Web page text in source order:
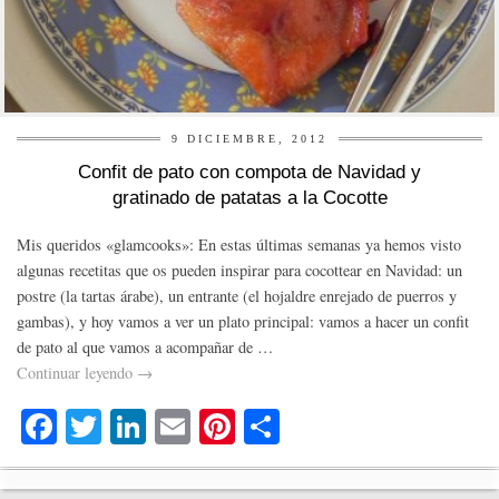
9 DICIEMBRE, 2012
Confit de pato con compota de Navidad y
gratinado de patatas a la Cocotte
Mis queridos «glamcooks»: En estas últimas semanas ya hemos visto
algunas recetitas que os pueden inspirar para cocottear en Navidad: un
postre (la tartas árabe), un entrante (el hojaldre enrejado de puerros y
gambas), y hoy vamos a ver un plato principal: vamos a hacer un confit
de pato al que vamos a acompañar de …
Continuar leyendo →
Fa
ce
T
wi
Li
nk
E
m
Pi
nt o